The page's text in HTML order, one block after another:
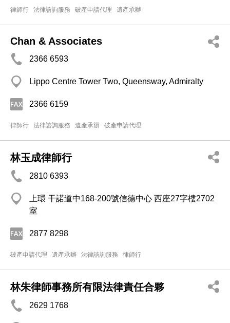
律師行 法律諮詢服務 破產申請代理 遺產承辦
Chan & Associates
2366 6593
Lippo Centre Tower Two, Queensway, Admiralty
2366 6159
律師行 法律諮詢服務 遺產承辦 破產申請代理
林玉成律師行
2810 6393
上環 干諾道中168-200號信德中心 西座27字樓2702
室
2877 8298
破產申請代理 遺產承辦 法律諮詢服務 律師行
林朱律師事務所有限法律責任合夥
2629 1768